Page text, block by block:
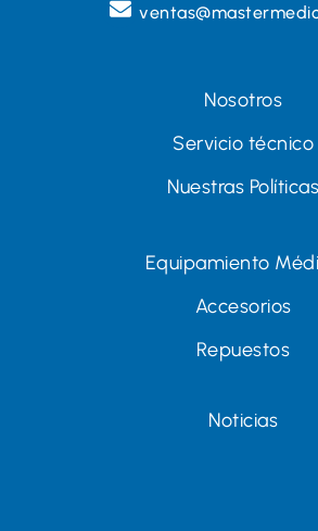
Nosotros
Servicio técnico
Nuestras Políticas
Equipamiento
Accesorios
Repuestos
Noticias